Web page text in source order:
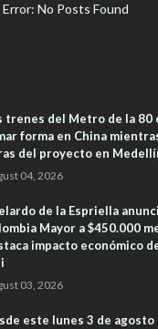
Error: No Posts Found
trenes del Metro de la 80
forma en China
del proyecto en
04, 2026
de la Espriella
Mayor a $450.000
impacto económico
03, 2026
este lunes 3 de